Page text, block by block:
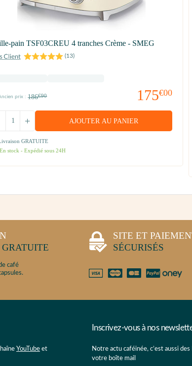
pain TSF03CREU 4 tranches Crème - SMEG
(13)
175€00
prix :186€90
+ AJOUTER AU PANIER
GRATUITE
En stock - Expédié sous 24H
café
SITE ET
SÉCURISÉS
YouTube et
Inscrivez-vous à nos
Notre actu caféinée, c’est aussi
votre boîte mail